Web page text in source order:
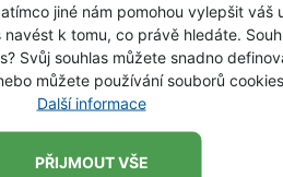
jiné nám pomohou vylepšit váš
k tomu, co právě hledáte.
Svůj souhlas můžete snadno
můžete používání souborů
Další informace
PŘIJMOUT VŠE